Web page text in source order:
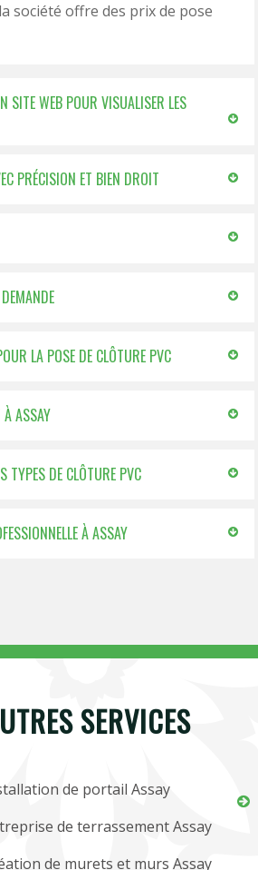
société offre des prix de pose
SITE WEB POUR VISUALISER LES
PRÉCISION ET BIEN DROIT
LA POSE DE CLÔTURE PVC
À ASSAY
TYPES DE CLÔTURE PVC
À ASSAY
SERVICES
de portail Assay
de terrassement Assay
de murets et murs Assay